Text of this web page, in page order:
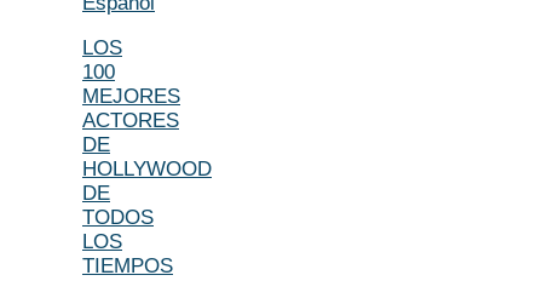
LOS
100
MEJORES
ACTORES
DE
HOLLYWOOD
DE
TODOS
LOS
TIEMPOS